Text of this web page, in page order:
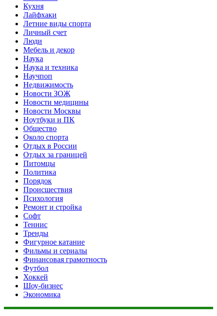
Кухня
Лайфхаки
Летние виды спорта
Личный счет
Люди
Мебель и декор
Наука
Наука и техника
Научпоп
Недвижимость
Новости ЗОЖ
Новости медицины
Новости Москвы
Ноутбуки и ПК
Общество
Около спорта
Отдых в России
Отдых за границей
Питомцы
Политика
Порядок
Происшествия
Психология
Ремонт и стройка
Софт
Теннис
Тренды
Фигурное катание
Фильмы и сериалы
Финансовая грамотность
Футбол
Хоккей
Шоу-бизнес
Экономика